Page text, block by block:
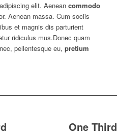
elit. Aenean commodo
Aenean massa. Cum sociis
et magnis dis parturient
ridiculus mus.Donec quam
pellentesque eu, pretium
One Third